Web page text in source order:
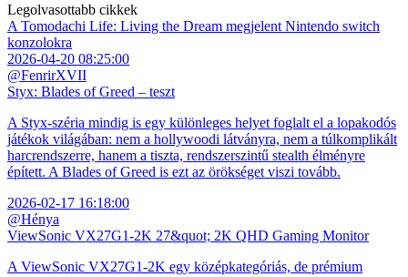
Legolvasottabb cikkek
A Tomodachi Life: Living the Dream megjelent Nintendo switch
konzolokra
2026-04-20 08:25:00
@FenrirXVII
Styx: Blades of Greed – teszt
A Styx-széria mindig is egy különleges helyet foglalt el a lopakodós
játékok világában: nem a hollywoodi látványra, nem a túlkomplikált
harcrendszerre, hanem a tiszta, rendszerszintű stealth élményre
épített. A Blades of Greed is ezt az örökséget viszi tovább.
2026-02-17 16:18:00
@Hénya
ViewSonic VX27G1-2K 27&quot; 2K QHD Gaming Monitor
A ViewSonic VX27G1-2K egy középkategóriás, de prémium